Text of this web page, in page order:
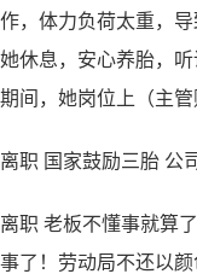
，体力负荷太重，
休息，安心养胎，
间，她岗位上（主
职 国家鼓励三胎 公
职 老板不懂事就算
了！劳动局不还以